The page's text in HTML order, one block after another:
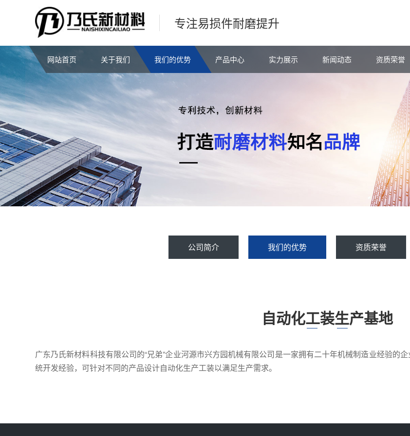
专注易损件耐磨提升
网站首页 关于我们 我们的优势 产品中心 实力展示 新闻动态 资质荣誉
公司简介 我们的优势 资质荣誉
自动化工装生产基地
广东乃氏新材料科技有限公司的“兄弟”企业河源市兴方园机械有限公司是一家拥有二十年机械制造业经验的
统开发经验，可针对不同的产品设计自动化生产工装以满足生产需求。